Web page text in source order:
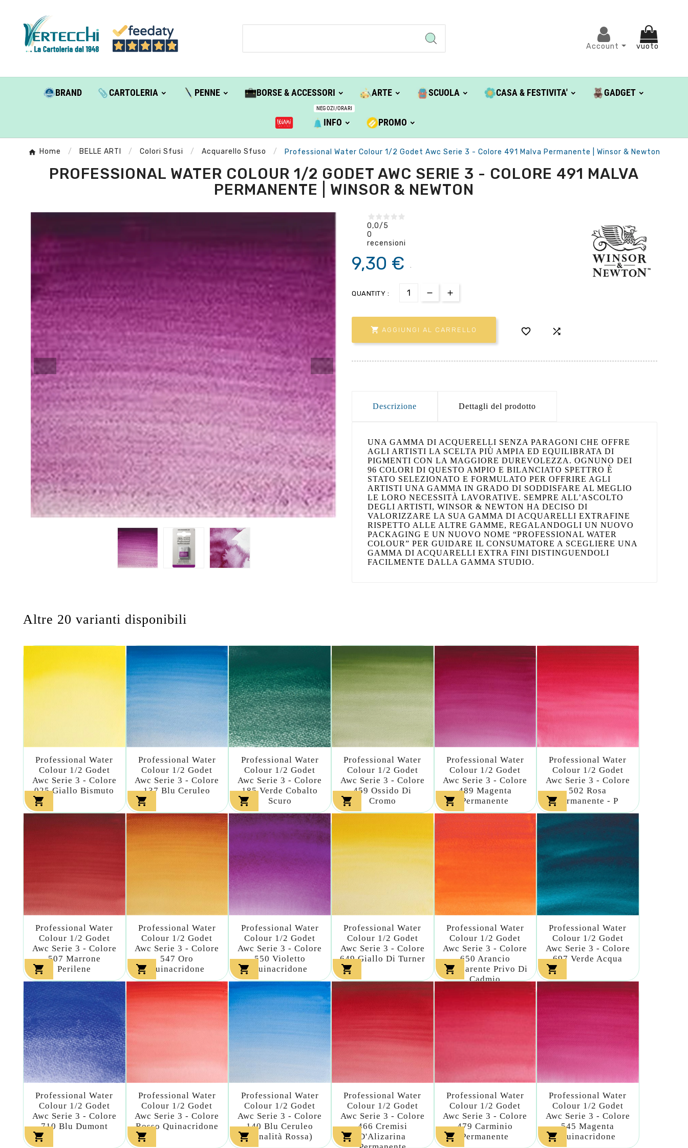
Account vuoto
BRAND CARTOLERIA PENNE BORSE & ACCESSORI ARTE SCUOLA CASA & FESTIVITA' GADGET
INFO
NEGOZI/ORARI
PROMO
Home BELLE ARTI Colori Sfusi Acquarello Sfuso Professional Water Colour 1/2 Godet Awc Serie 3 - Colore 491 Malva Permanente | Winsor & Newton
PROFESSIONAL WATER COLOUR 1/2 GODET AWC SERIE 3 - COLORE 491 MALVA
PERMANENTE | WINSOR & NEWTON
0,0/5
0
recensioni
9,30 €
QUANTITY :
 AGGIUNGI AL CARRELLO  
Descrizione Dettagli del prodotto
UNA GAMMA DI ACQUERELLI SENZA PARAGONI CHE OFFRE
AGLI ARTISTI LA SCELTA PIÙ AMPIA ED EQUILIBRATA DI
PIGMENTI CON LA MAGGIORE DUREVOLEZZA. OGNUNO DEI
96 COLORI DI QUESTO AMPIO E BILANCIATO SPETTRO È
STATO SELEZIONATO E FORMULATO PER OFFRIRE AGLI
ARTISTI UNA GAMMA IN GRADO DI SODDISFARE AL MEGLIO
LE LORO NECESSITÀ LAVORATIVE. SEMPRE ALL’ASCOLTO
DEGLI ARTISTI, WINSOR & NEWTON HA DECISO DI
VALORIZZARE LA SUA GAMMA DI ACQUARELLI EXTRAFINE
RISPETTO ALLE ALTRE GAMME, REGALANDOGLI UN NUOVO
PACKAGING E UN NUOVO NOME “PROFESSIONAL WATER
COLOUR” PER GUIDARE IL CONSUMATORE A SCEGLIERE UNA
GAMMA DI ACQUARELLI EXTRA FINI DISTINGUENDOLI
FACILMENTE DALLA GAMMA STUDIO.
Altre 20 varianti disponibili
Professional Water
Colour 1/2 Godet
Awc Serie 3 - Colore
025 Giallo Bismuto

Professional Water
Colour 1/2 Godet
Awc Serie 3 - Colore
137 Blu Ceruleo

Professional Water
Colour 1/2 Godet
Awc Serie 3 - Colore
185 Verde Cobalto
Scuro

Professional Water
Colour 1/2 Godet
Awc Serie 3 - Colore
459 Ossido Di
Cromo

Professional Water
Colour 1/2 Godet
Awc Serie 3 - Colore
489 Magenta
Permanente

Professional Water
Colour 1/2 Godet
Awc Serie 3 - Colore
502 Rosa
Permanente - P

Professional Water
Colour 1/2 Godet
Awc Serie 3 - Colore
507 Marrone
Perilene

Professional Water
Colour 1/2 Godet
Awc Serie 3 - Colore
547 Oro
Quinacridone

Professional Water
Colour 1/2 Godet
Awc Serie 3 - Colore
550 Violetto
Quinacridone

Professional Water
Colour 1/2 Godet
Awc Serie 3 - Colore
649 Giallo Di Turner

Professional Water
Colour 1/2 Godet
Awc Serie 3 - Colore
650 Arancio
Trasparente Privo Di
Cadmio

Professional Water
Colour 1/2 Godet
Awc Serie 3 - Colore
697 Verde Acqua

Professional Water
Colour 1/2 Godet
Awc Serie 3 - Colore
710 Blu Dumont

Professional Water
Colour 1/2 Godet
Awc Serie 3 - Colore
Rosso Quinacridone

Professional Water
Colour 1/2 Godet
Awc Serie 3 - Colore
140 Blu Ceruleo
(tonalità Rossa)

Professional Water
Colour 1/2 Godet
Awc Serie 3 - Colore
466 Cremisi
D'Alizarina

Professional Water
Colour 1/2 Godet
Awc Serie 3 - Colore
479 Carminio
Permanente

Professional Water
Colour 1/2 Godet
Awc Serie 3 - Colore
545 Magenta
Quinacridone
